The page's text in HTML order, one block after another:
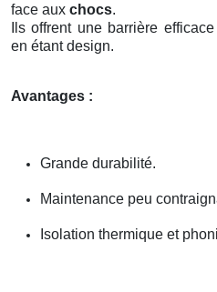
face aux chocs.
Ils offrent une barrière
en étant design.
Avantages :
Grande durabilité.
Maintenance peu
Isolation thermique et